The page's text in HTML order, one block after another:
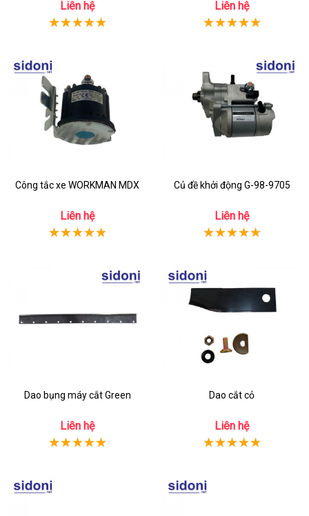
Liên hệ Liên hệ
Công tắc xe WORKMAN MDX
Liên hệ
Củ đề khởi động G-98-9705
Liên hệ
Dao bụng máy cắt Green
Liên hệ
Dao cắt cỏ
Liên hệ